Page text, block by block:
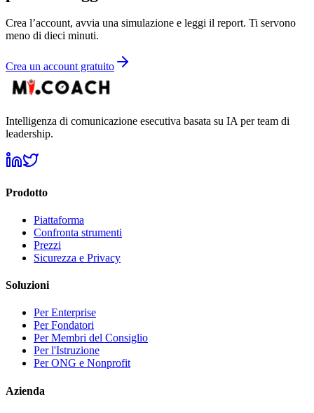
Crea l’account, avvia una simulazione e leggi il report. Ti servono
meno di dieci minuti.
Crea un account gratuito
Intelligenza di comunicazione esecutiva basata su IA per team di
leadership.
Prodotto
Piattaforma
Confronta strumenti
Prezzi
Sicurezza e Privacy
Soluzioni
Per Enterprise
Per Fondatori
Per Membri del Consiglio
Per l'Istruzione
Per ONG e Nonprofit
Azienda